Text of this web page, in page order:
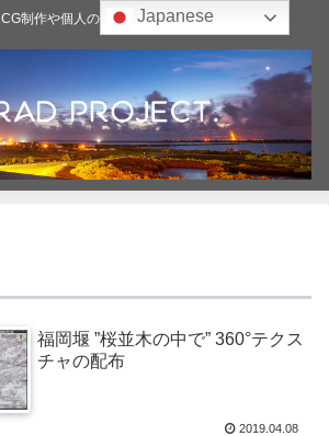
CG制作や個人の雑記ブログ
福岡堰 ”桜並木の中で” 360°テクス
チャの配布
2019.04.08
Japanese